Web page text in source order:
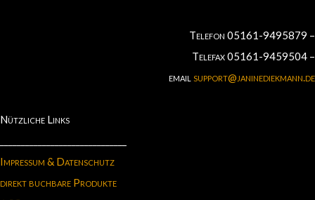
Telefon 05161-9495879 –
Telefax 05161-9459504 –
email support@janinediekmann.de
Nützliche Links
Impressum & Datenschutz
direkt buchbare Produkte